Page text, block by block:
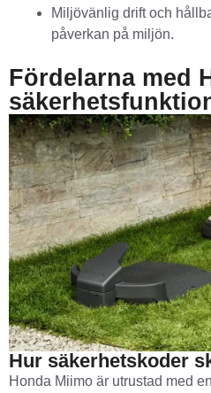
Miljövänlig drift och
påverkan på miljön.
Fördelarna med
Hur säkerhetskoder
Honda Miimo är utrustad med